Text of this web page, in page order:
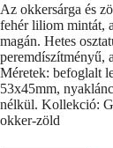
Az okkersárga és
fehér liliom mintát,
magán. Hetes
peremdíszítményű,
Méretek: befoglalt
53x45mm,
nélkül. Kollekció:
okker-zöld